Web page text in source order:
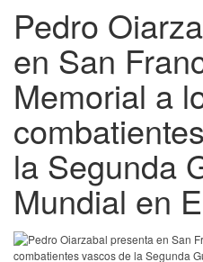
Pedro
en San
Memorial a
la Segunda
Mundial en